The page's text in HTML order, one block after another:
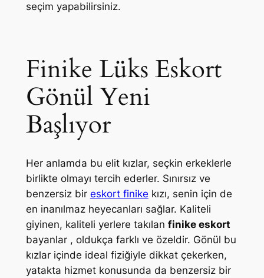
seçim yapabilirsiniz.
Finike Lüks Eskort
Gönül Yeni
Başlıyor
Her anlamda bu elit kızlar, seçkin erkeklerle
birlikte olmayı tercih ederler. Sınırsız ve
benzersiz bir eskort finike kızı, senin için de
en inanılmaz heyecanları sağlar. Kaliteli
giyinen, kaliteli yerlere takılan finike eskort
bayanlar , oldukça farklı ve özeldir. Gönül bu
kızlar içinde ideal fiziğiyle dikkat çekerken,
yatakta hizmet konusunda da benzersiz bir